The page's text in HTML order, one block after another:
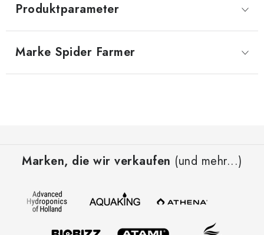
Produktparameter
Marke Spider Farmer
Marken, die wir verkaufen (und mehr...)